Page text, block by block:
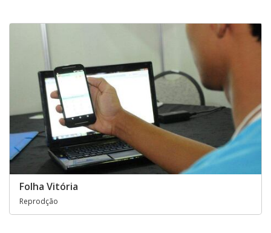
Folha Vitória
Reprodção